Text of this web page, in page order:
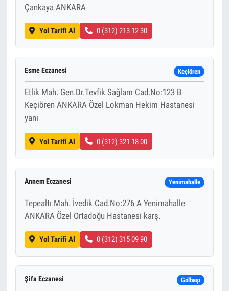
Çankaya ANKARA
Yol Tarifi Al 0 (312) 213 12 30
Esme Eczanesi Keçiören
Etlik Mah. Gen.Dr.Tevfik Sağlam Cad.No:123 B
Keçiören ANKARA Özel Lokman Hekim Hastanesi
yanı
Yol Tarifi Al 0 (312) 321 18 00
Annem Eczanesi Yenimahalle
Tepealtı Mah. İvedik Cad.No:276 A Yenimahalle
ANKARA Özel Ortadoğu Hastanesi karş.
Yol Tarifi Al 0 (312) 315 09 90
Şifa Eczanesi Gölbaşı